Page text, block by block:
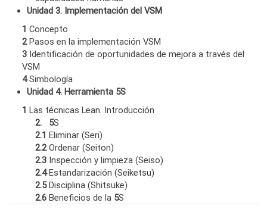
Unidad 3. Implementación del VSM
1 Concepto
2Pasos en la implementación VSM
3 Identificación de oportunidades de mejora a través del
VSM
4Simbología
Unidad 4. Herramienta 5S
1 Las técnicas Lean. Introducción
2. 5S
2.1 Eliminar (Seri)
2.2Ordenar (Seiton)
2.3 Inspección y limpieza (Seiso)
2.4Estandarización (Seiketsu)
2.5Disciplina (Shitsuke)
2.6 Beneficios de la 5S